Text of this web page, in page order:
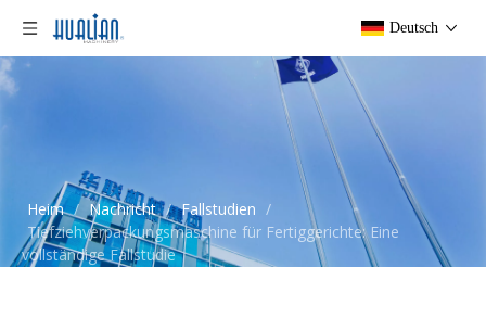
Deutsch
Heim / Nachricht / Fallstudien /
Tiefziehverpackungsmaschine für Fertiggerichte: Eine
vollständige Fallstudie